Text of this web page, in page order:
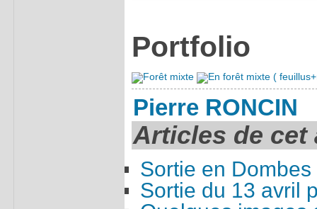
Portfolio
Pierre RONCIN
Articles de cet
Sortie en
Sortie du 13 avril